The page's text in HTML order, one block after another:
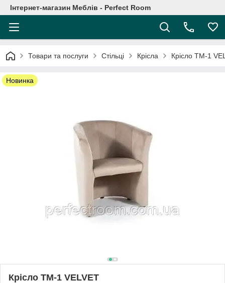
Інтернет-магазин Меблів - Perfect Room
Товари та послуги Стільці Крісла Крісло TM-1
Новинка
Крісло TM-1 VELVET